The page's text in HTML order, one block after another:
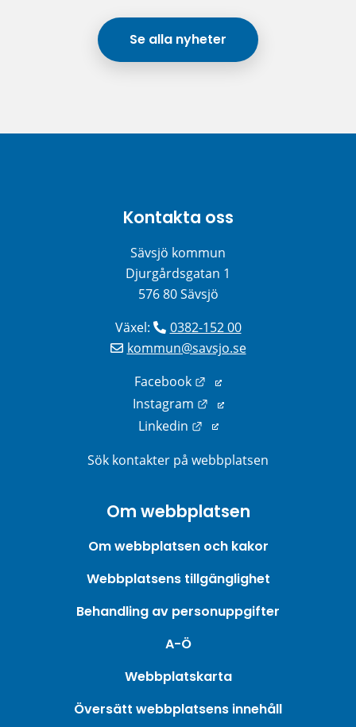
Se alla nyheter
Kontakta oss
Sävsjö kommun
Djurgårdsgatan 1
576 80 Sävsjö
Växel:
0382-152 00
kommun@savsjo.se
Facebook
Länk till annan
Instagram
Länk till annan
Linkedin
Länk till annan webbplats.
Sök kontakter på webbplatsen
Om webbplatsen
Om webbplatsen och kakor
Webbplatsens tillgänglighet
Behandling av personuppgifter
A-Ö
Webbplatskarta
Översätt webbplatsens innehåll